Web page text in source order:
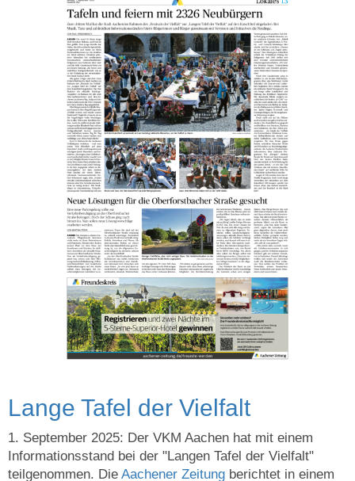
Lange Tafel der Vielfalt
1. September 2025: Der VKM Aachen hat mit einem
Informationsstand bei der "Langen Tafel der Vielfalt"
teilgenommen. Die Aachener Zeitung berichtet in einem